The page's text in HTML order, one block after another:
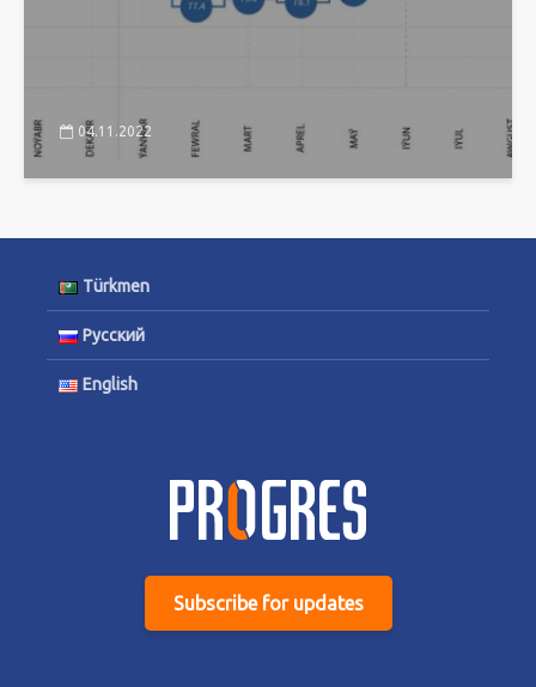
04.11.2022
Türkmen
Русский
English
Subscribe for updates